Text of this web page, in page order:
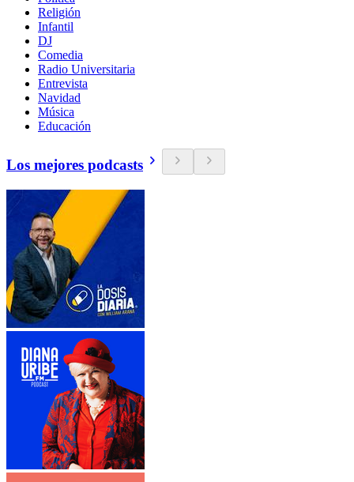
Religión
Infantil
DJ
Comedia
Radio Universitaria
Entrevista
Navidad
Música
Educación
Los mejores podcasts